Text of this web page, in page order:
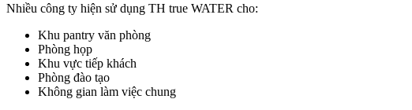
Nhiều công ty hiện sử dụng TH true WATER cho:
Khu pantry văn phòng
Phòng họp
Khu vực tiếp khách
Phòng đào tạo
Không gian làm việc chung